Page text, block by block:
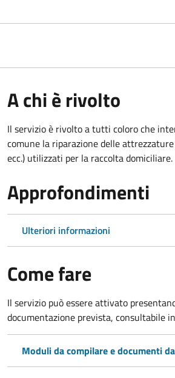
A chi è rivolto
Il servizio è rivolto a tutti coloro che
comune la riparazione delle
ecc.) utilizzati per la raccolta domiciliare.
Approfondimenti
Ulteriori informazioni
Come fare
Il servizio può essere attivato
documentazione prevista, consultabile
Moduli da compilare e documenti